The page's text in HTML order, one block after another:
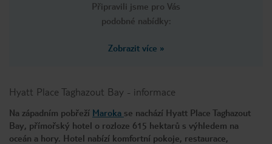
Připravili jsme pro Vás
podobné nabídky:
Zobrazit více »
Hyatt Place Taghazout Bay - informace
Na západním pobřeží Maroka se nachází Hyatt Place Taghazout
Bay, přímořský hotel o rozloze 615 hektarů s výhledem na
oceán a hory. Hotel nabízí komfortní pokoje, restaurace,